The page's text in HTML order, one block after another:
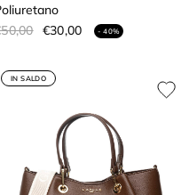
€30,00 - 40%
IN SALDO